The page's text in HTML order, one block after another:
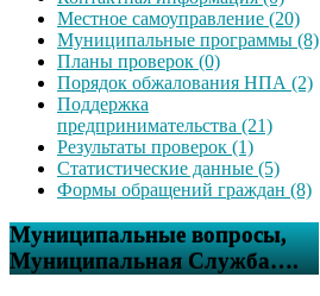
Местное самоуправление (20)
Муниципальные программы (8)
Планы проверок (0)
Порядок обжалования НПА (2)
Поддержка
предпринимательства (21)
Результаты проверок (1)
Статистические данные (5)
Формы обращений граждан (8)
Муниципальные вопросы,
Муниципальная Служба….